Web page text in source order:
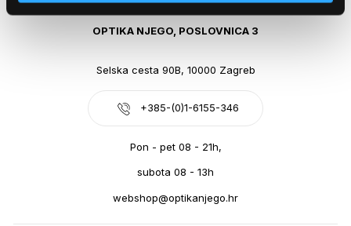
OPTIKA NJEGO, POSLOVNICA 3
Selska cesta 90B, 10000 Zagreb
+385-(0)1-6155-346
Pon - pet 08 - 21h,
subota 08 - 13h
webshop@optikanjego.hr